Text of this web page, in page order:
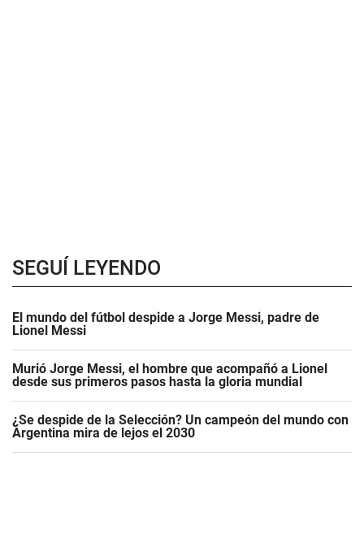
SEGUÍ LEYENDO
El mundo del fútbol despide a Jorge Messi, padre de
Lionel Messi
Murió Jorge Messi, el hombre que acompañó a Lionel
desde sus primeros pasos hasta la gloria mundial
¿Se despide de la Selección? Un campeón del mundo con
Argentina mira de lejos el 2030